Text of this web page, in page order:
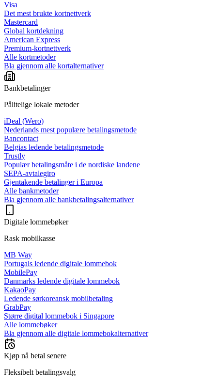
Visa
Det mest brukte kortnettverk
Mastercard
Global kortdekning
American Express
Premium-kortnettverk
Alle kortmetoder
Bla gjennom alle kortalternativer
Bankbetalinger
Pålitelige lokale metoder
iDeal (Wero)
Nederlands mest populære betalingsmetode
Bancontact
Belgias ledende betalingsmetode
Trustly
Populær betalingsmåte i de nordiske landene
SEPA-avtalegiro
Gjentakende betalinger i Europa
Alle bankmetoder
Bla gjennom alle bankbetalingsalternativer
Digitale lommebøker
Rask mobilkasse
MB Way
Portugals ledende digitale lommebok
MobilePay
Danmarks ledende digitale lommebok
KakaoPay
Ledende sørkoreansk mobilbetaling
GrabPay
Større digital lommebok i Singapore
Alle lommebøker
Bla gjennom alle digitale lommebokalternativer
Kjøp nå betal senere
Fleksibelt betalingsvalg